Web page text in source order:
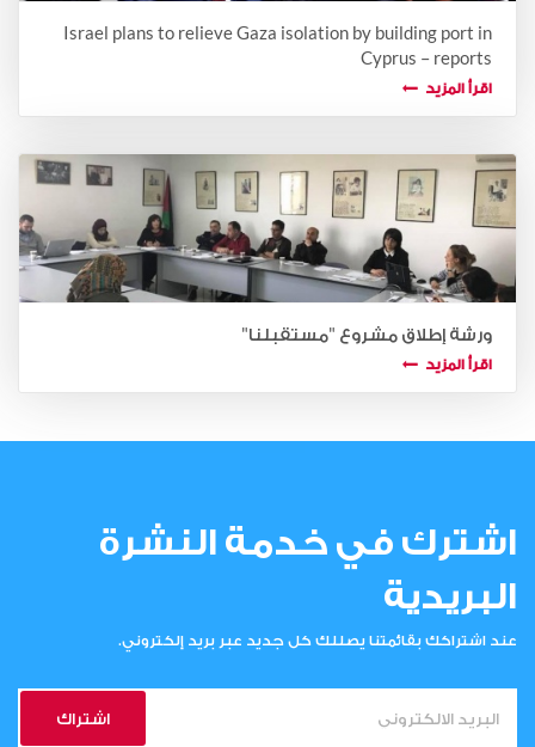
Israel plans to relieve Gaza isolation by building port in
Cyprus – reports
اقرأ المزيد
ورشة إطلاق مشروع "مستقبلنا"
اقرأ المزيد
اشترك في خدمة النشرة
البريدية
عند اشتراكك بقائمتنا يصللك كل جديد عبر بريد إلكتروني.
اشتراك